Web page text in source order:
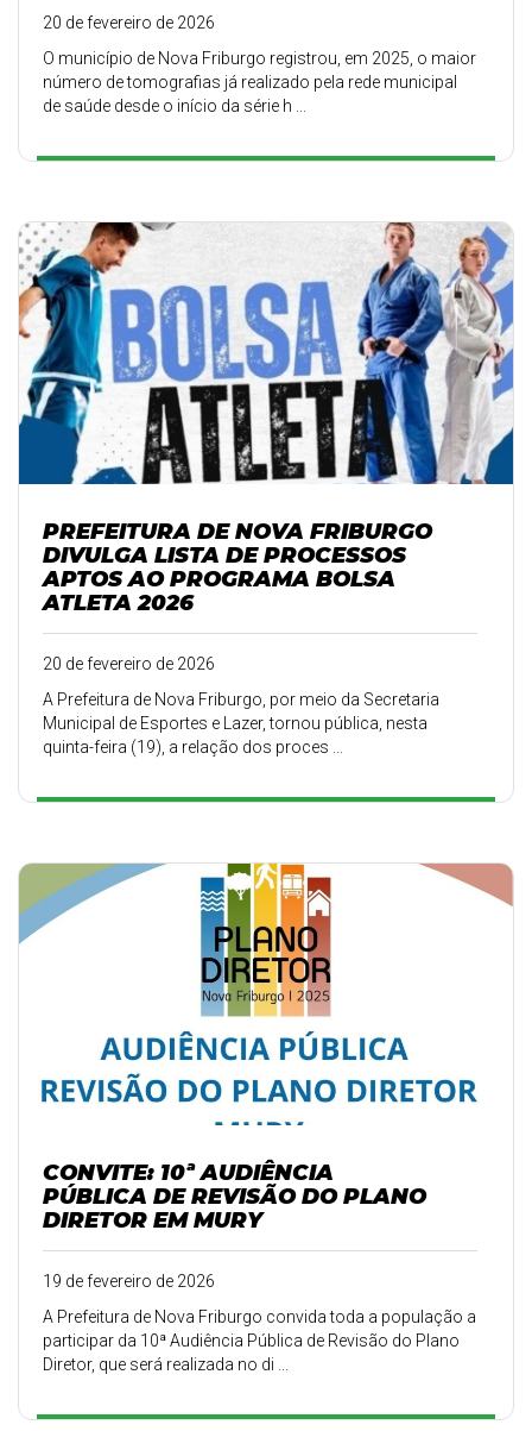
20 de fevereiro de 2026
O município de Nova Friburgo registrou, em 2025, o maior
número de tomografias já realizado pela rede municipal
de saúde desde o início da série h ...
PREFEITURA DE NOVA FRIBURGO
DIVULGA LISTA DE PROCESSOS
APTOS AO PROGRAMA BOLSA
ATLETA 2026
20 de fevereiro de 2026
A Prefeitura de Nova Friburgo, por meio da Secretaria
Municipal de Esportes e Lazer, tornou pública, nesta
quinta-feira (19), a relação dos proces ...
CONVITE: 10ª AUDIÊNCIA
PÚBLICA DE REVISÃO DO PLANO
DIRETOR EM MURY
19 de fevereiro de 2026
A Prefeitura de Nova Friburgo convida toda a população a
participar da 10ª Audiência Pública de Revisão do Plano
Diretor, que será realizada no di ...